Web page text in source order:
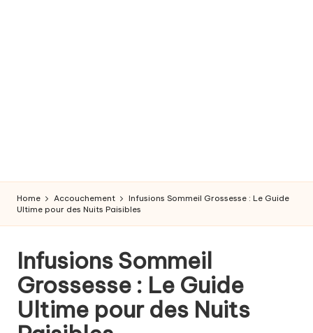
e
e
a
c
c
Home Accouchement
Infusions Sommeil Grossesse : Le Guide
Ultime pour des Nuits Paisibles
Infusions Sommeil
Grossesse : Le Guide
Ultime pour des Nuits